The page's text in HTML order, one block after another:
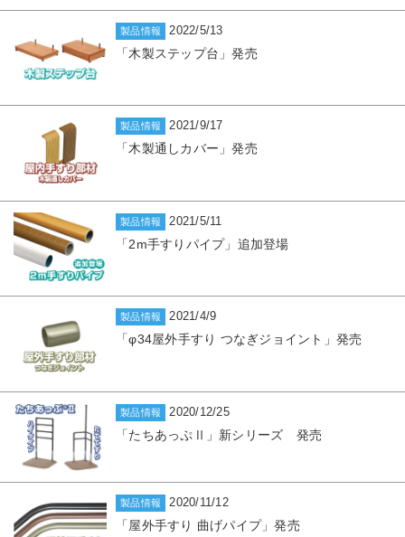
製品情報 2022/5/13
「木製ステップ台」発売
製品情報 2021/9/17
「木製通しカバー」発売
製品情報 2021/5/11
「2m手すりパイプ」追加登場
製品情報 2021/4/9
「φ34屋外手すり つなぎジョイント」発売
製品情報 2020/12/25
「たちあっぷⅡ」新シリーズ 発売
製品情報 2020/11/12
「屋外手すり 曲げパイプ」発売